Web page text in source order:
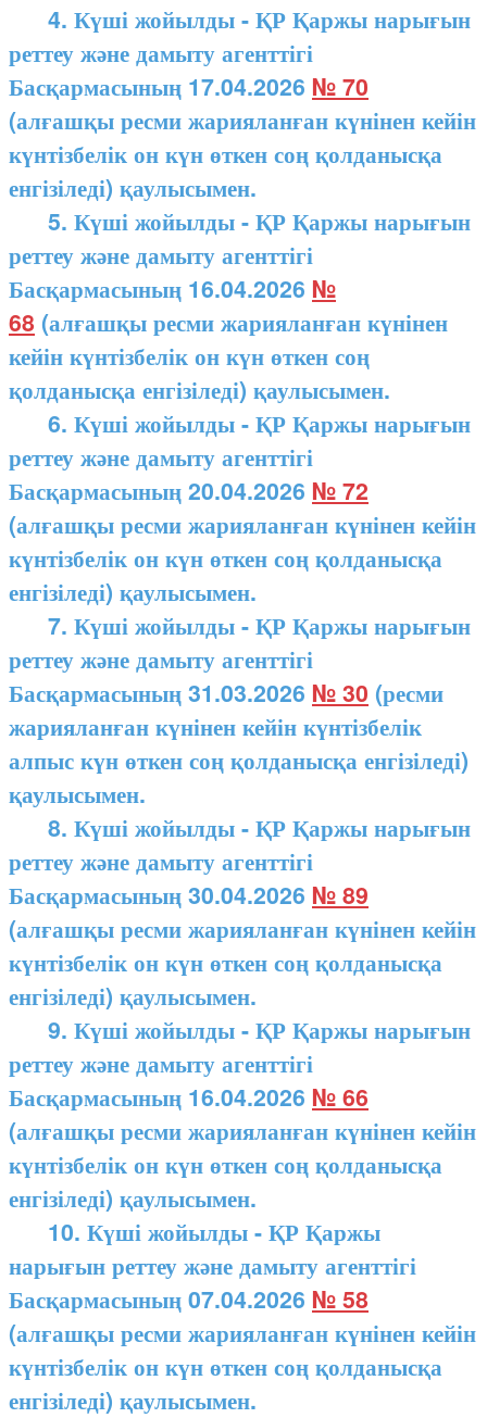
4. Күші жойылды - ҚР Қаржы нарығын
реттеу және дамыту агенттігі
Басқармасының 17.04.2026 № 70
(алғашқы ресми жарияланған күнінен кейін
күнтізбелік он күн өткен соң қолданысқа
енгізіледі) қаулысымен.
5. Күші жойылды - ҚР Қаржы нарығын
реттеу және дамыту агенттігі
Басқармасының 16.04.2026 №
68 (алғашқы ресми жарияланған күнінен
кейін күнтізбелік он күн өткен соң
қолданысқа енгізіледі) қаулысымен.
6. Күші жойылды - ҚР Қаржы нарығын
реттеу және дамыту агенттігі
Басқармасының 20.04.2026 № 72
(алғашқы ресми жарияланған күнінен кейін
күнтізбелік он күн өткен соң қолданысқа
енгізіледі) қаулысымен.
7. Күші жойылды - ҚР Қаржы нарығын
реттеу және дамыту агенттігі
Басқармасының 31.03.2026 № 30 (ресми
жарияланған күнінен кейін күнтізбелік
алпыс күн өткен соң қолданысқа енгізіледі)
қаулысымен.
8. Күші жойылды - ҚР Қаржы нарығын
реттеу және дамыту агенттігі
Басқармасының 30.04.2026 № 89
(алғашқы ресми жарияланған күнінен кейін
күнтізбелік он күн өткен соң қолданысқа
енгізіледі) қаулысымен.
9. Күші жойылды - ҚР Қаржы нарығын
реттеу және дамыту агенттігі
Басқармасының 16.04.2026 № 66
(алғашқы ресми жарияланған күнінен кейін
күнтізбелік он күн өткен соң қолданысқа
енгізіледі) қаулысымен.
10. Күші жойылды - ҚР Қаржы
нарығын реттеу және дамыту агенттігі
Басқармасының 07.04.2026 № 58
(алғашқы ресми жарияланған күнінен кейін
күнтізбелік он күн өткен соң қолданысқа
енгізіледі) қаулысымен.